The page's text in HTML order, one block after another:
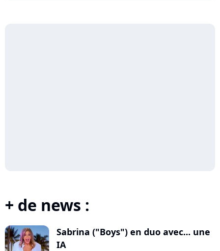
+ de news :
Sabrina ("Boys") en duo avec... une
IA